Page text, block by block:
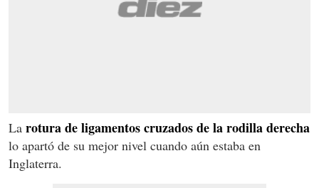
La rotura de ligamentos cruzados de la rodilla derecha
lo apartó de su mejor nivel cuando aún estaba en
Inglaterra.